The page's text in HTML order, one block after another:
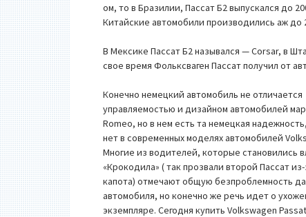
ом, то в Бразилии, Пассат Б2 выпускался до
Китайские автомобили производились аж до
В Мексике Пассат Б2 назывался — Corsar, в
свое время Фольксваген Пассат получил от
Конечно немецкий автомобиль не отличается
управляемостью и дизайном автомобилей
Romeo, но в нем есть та немецкая
нет в современных моделях автомобилей
Многие из водителей, которые становились
«Крокодила» ( так прозвали второй Пассат
капота) отмечают общую безпроблемность
автомобиля, но конечно же речь идет о
экземпляре. Сегодня купить Volkswagen